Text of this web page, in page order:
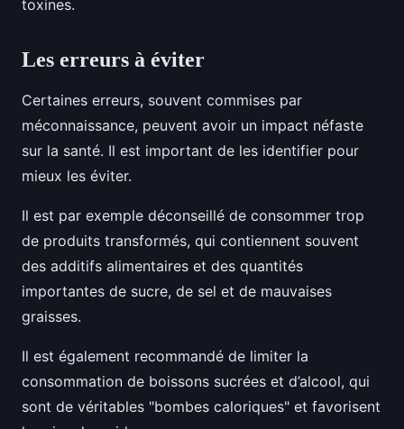
toxines.
Les erreurs à éviter
Certaines erreurs, souvent commises par
méconnaissance, peuvent avoir un impact néfaste
sur la santé. Il est important de les identifier pour
mieux les éviter.
Il est par exemple déconseillé de consommer trop
de produits transformés, qui contiennent souvent
des additifs alimentaires et des quantités
importantes de sucre, de sel et de mauvaises
graisses.
Il est également recommandé de limiter la
consommation de boissons sucrées et d’alcool, qui
sont de véritables "bombes caloriques" et favorisent